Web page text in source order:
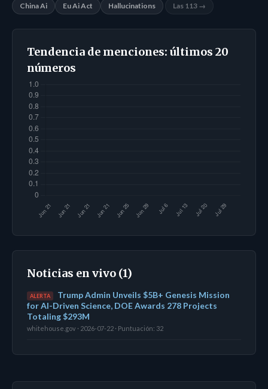
China Ai
Eu Ai Act Hallucinations Las 113 →
Tendencia de menciones: últimos 20
números
Noticias en vivo (1)
ALERTA
Trump Admin Unveils $5B+ Genesis Mission
for AI-Driven Science, DOE Awards 278 Projects
Totaling $293M
whitehouse.gov · 2026-07-22 · Puntuación: 32